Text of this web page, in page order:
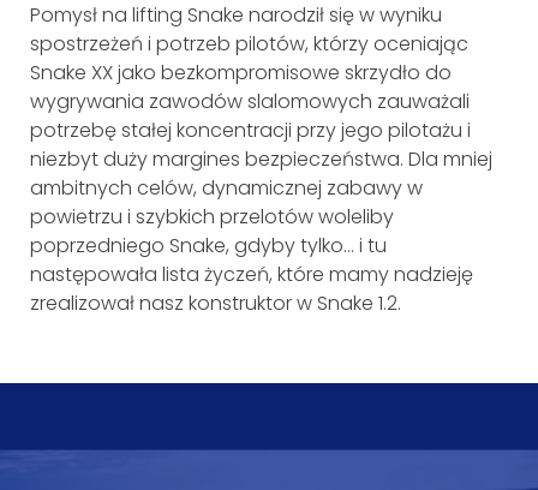
Pomysł na lifting Snake narodził się w wyniku
spostrzeżeń i potrzeb pilotów, którzy oceniając
Snake XX jako bezkompromisowe skrzydło do
wygrywania zawodów slalomowych zauważali
potrzebę stałej koncentracji przy jego pilotażu i
niezbyt duży margines bezpieczeństwa. Dla mniej
ambitnych celów, dynamicznej zabawy w
powietrzu i szybkich przelotów woleliby
poprzedniego Snake, gdyby tylko… i tu
następowała lista życzeń, które mamy nadzieję
zrealizował nasz konstruktor w Snake 1.2.